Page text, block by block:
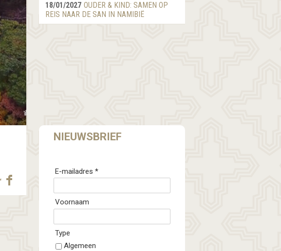
18/01/2027 OUDER & KIND: SAMEN OP
REIS NAAR DE SAN IN NAMIBIË
NIEUWSBRIEF
E-mailadres *
Voornaam
Type
Algemeen